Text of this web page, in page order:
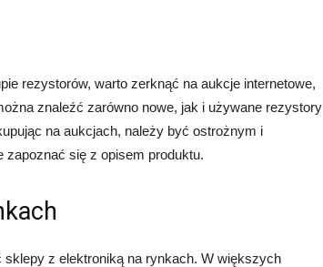
rezystorów, warto zerknąć na aukcje internetowe,
znaleźć zarówno nowe, jak i używane rezystory
na aukcjach, należy być ostrożnym i
zapoznać się z opisem produktu.
z elektroniką na rynkach. W większych